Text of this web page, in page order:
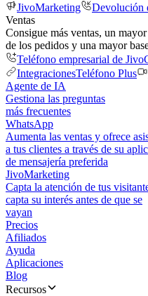
JivoMarketing
Devolución
Ventas
Consigue más ventas, un
de los pedidos y una mayor
Teléfono empresarial de
IntegracionesTeléfono Plus
Agente de IA
Gestiona las preguntas
más frecuentes
WhatsApp
Aumenta las ventas y ofrece
a tus clientes a través de su
de mensajería preferida
JivoMarketing
Capta la atención de tus
capta su interés antes de que se
vayan
Precios
Afiliados
Ayuda
Aplicaciones
Blog
Recursos